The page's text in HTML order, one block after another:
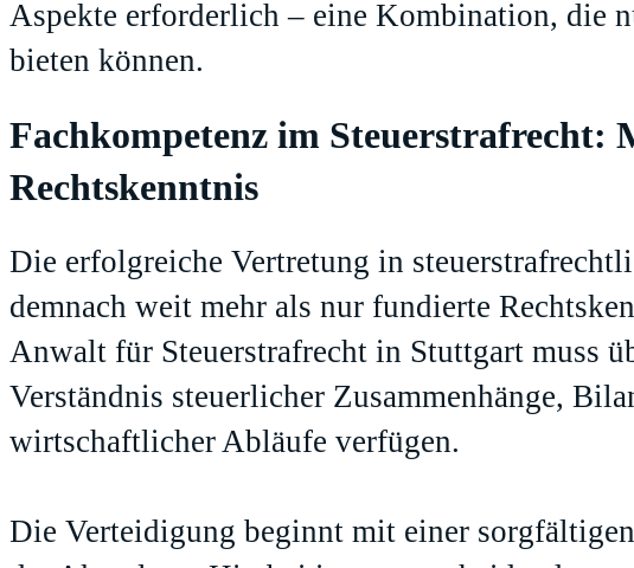
Aspekte erforderlich – eine Kombination, die
bieten können.
Fachkompetenz im Steuerstrafrecht:
Rechtskenntnis
Die erfolgreiche Vertretung in
demnach weit mehr als nur fundierte
Anwalt für Steuerstrafrecht in Stuttgart muss
Verständnis steuerlicher Zusammenhänge,
wirtschaftlicher Abläufe verfügen.
Die Verteidigung beginnt mit einer